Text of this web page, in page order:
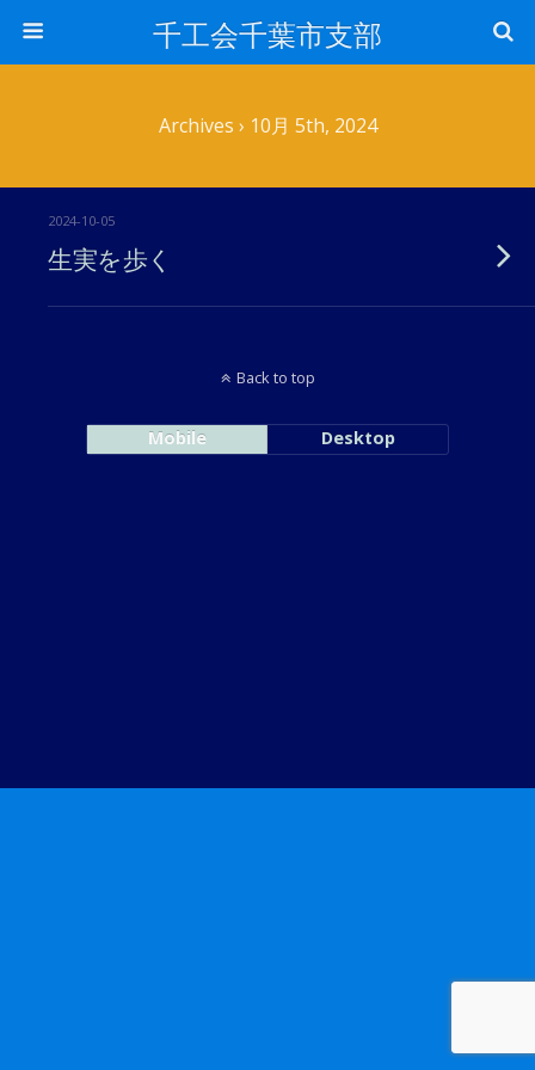
千工会千葉市支部
Archives › 10月 5th, 2024
2024-10-05
生実を歩く
Back to top
Mobile Desktop